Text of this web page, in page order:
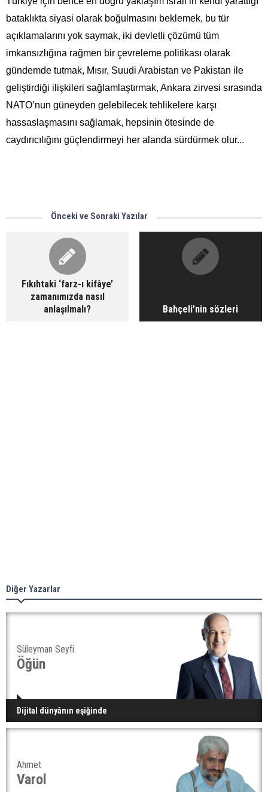
bataklıkta siyasi olarak boğulmasını beklemek, bu tür
açıklamalarını yok saymak, iki devletli çözümü tüm
imkansızlığına rağmen bir çevreleme politikası olarak
gündemde tutmak, Mısır, Suudi Arabistan ve Pakistan ile
geliştirdiği ilişkileri sağlamlaştırmak, Ankara zirvesi sırasında
NATO’nun güneyden gelebilecek tehlikelere karşı
hassaslaşmasını sağlamak, hepsinin ötesinde de
caydırıcılığını güçlendirmeyi her alanda sürdürmek olur...
Önceki ve Sonraki Yazılar
Fıkıhtaki ‘farz-ı kifâye’
zamanımızda nasıl
anlaşılmalı?
Bahçeli’nin sözleri
Diğer Yazarlar
Süleyman Seyfi
Öğün
Dijital dünyânın eşiğinde
Ahmet
Varol